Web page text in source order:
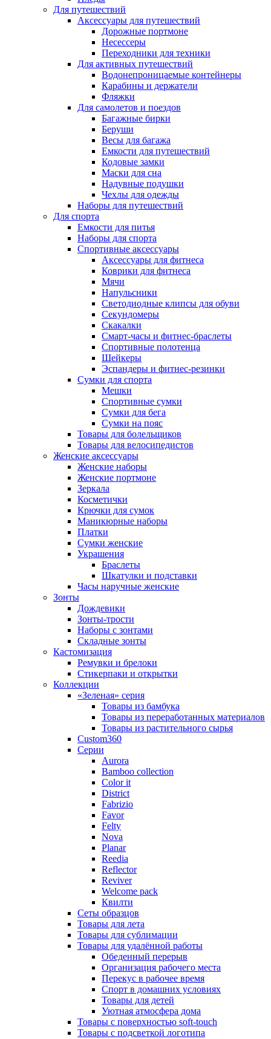
Для путешествий
Аксессуары для путешествий
Дорожные портмоне
Несессеры
Переходники для техники
Для активных путешествий
Водонепроницаемые контейнеры
Карабины и держатели
Фляжки
Для самолетов и поездов
Багажные бирки
Беруши
Весы для багажа
Емкости для путешествий
Кодовые замки
Маски для сна
Надувные подушки
Чехлы для одежды
Наборы для путешествий
Для спорта
Емкости для питья
Наборы для спорта
Спортивные аксессуары
Аксессуары для фитнеса
Коврики для фитнеса
Мячи
Напульсники
Светодиодные клипсы для обуви
Секундомеры
Скакалки
Смарт-часы и фитнес-браслеты
Спортивные полотенца
Шейкеры
Эспандеры и фитнес-резинки
Сумки для спорта
Мешки
Спортивные сумки
Сумки для бега
Сумки на пояс
Товары для болельщиков
Товары для велосипедистов
Женские аксессуары
Женские наборы
Женские портмоне
Зеркала
Косметички
Крючки для сумок
Маникюрные наборы
Платки
Сумки женские
Украшения
Браслеты
Шкатулки и подставки
Часы наручные женские
Зонты
Дождевики
Зонты-трости
Наборы с зонтами
Складные зонты
Кастомизация
Ремувки и брелоки
Стикерпаки и открытки
Коллекции
«Зеленая» серия
Товары из бамбука
Товары из переработанных материалов
Товары из растительного сырья
Custom360
Серии
Aurora
Bamboo collection
Color it
District
Fabrizio
Favor
Felty
Nova
Planar
Reedia
Reflector
Reviver
Welcome pack
Квилти
Сеты образцов
Товары для лета
Товары для сублимации
Товары для удалённой работы
Обеденный перерыв
Организация рабочего места
Перекус в рабочее время
Спорт в домашних условиях
Товары для детей
Уютная атмосфера дома
Товары с поверхностью soft-touch
Товары с подсветкой логотипа